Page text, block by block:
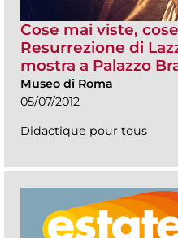
Cose mai viste,
Resurrezione di
mostra a Palazzo
Museo di Roma
05/07/2012
Didactique pour tous